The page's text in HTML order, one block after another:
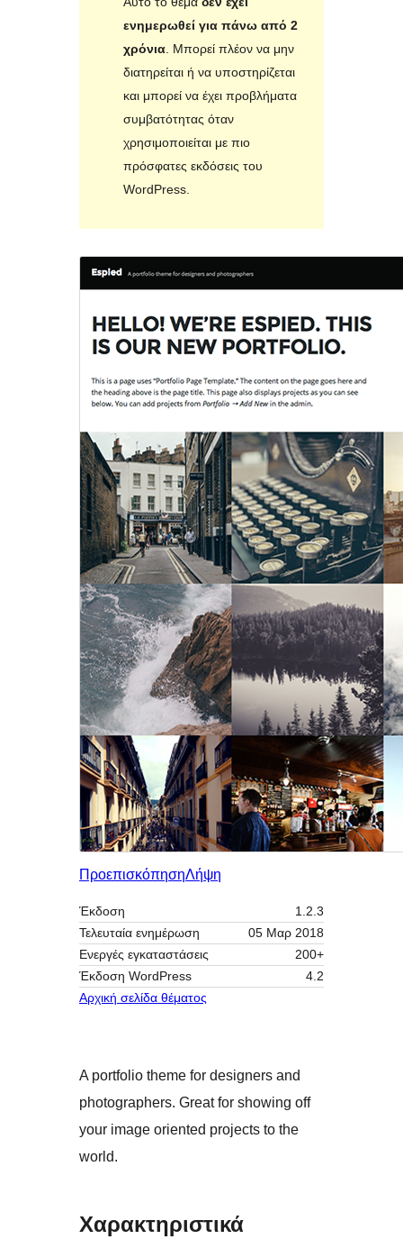
ενημερωθεί για πάνω από 2
χρόνια. Μπορεί πλέον να μην
διατηρείται ή να υποστηρίζεται
και μπορεί να έχει προβλήματα
συμβατότητας όταν
χρησιμοποιείται με πιο
πρόσφατες εκδόσεις του
WordPress.
ΠροεπισκόπησηΛήψη
Έκδοση
1.2.3
Τελευταία ενημέρωση
05 Μαρ 2018
Ενεργές εγκαταστάσεις
200+
Έκδοση WordPress
4.2
Αρχική σελίδα θέματος
A portfolio theme for designers and
photographers. Great for showing off
your image oriented projects to the
world.
Χαρακτηριστικά